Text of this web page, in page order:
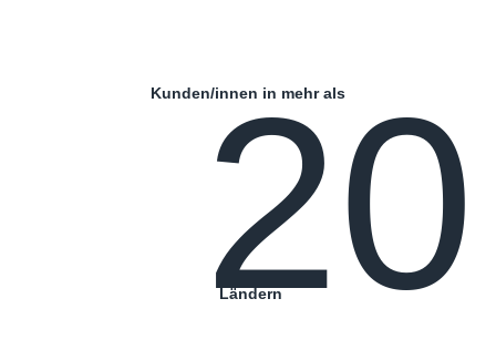
Kunden/innen in mehr als
20
Ländern